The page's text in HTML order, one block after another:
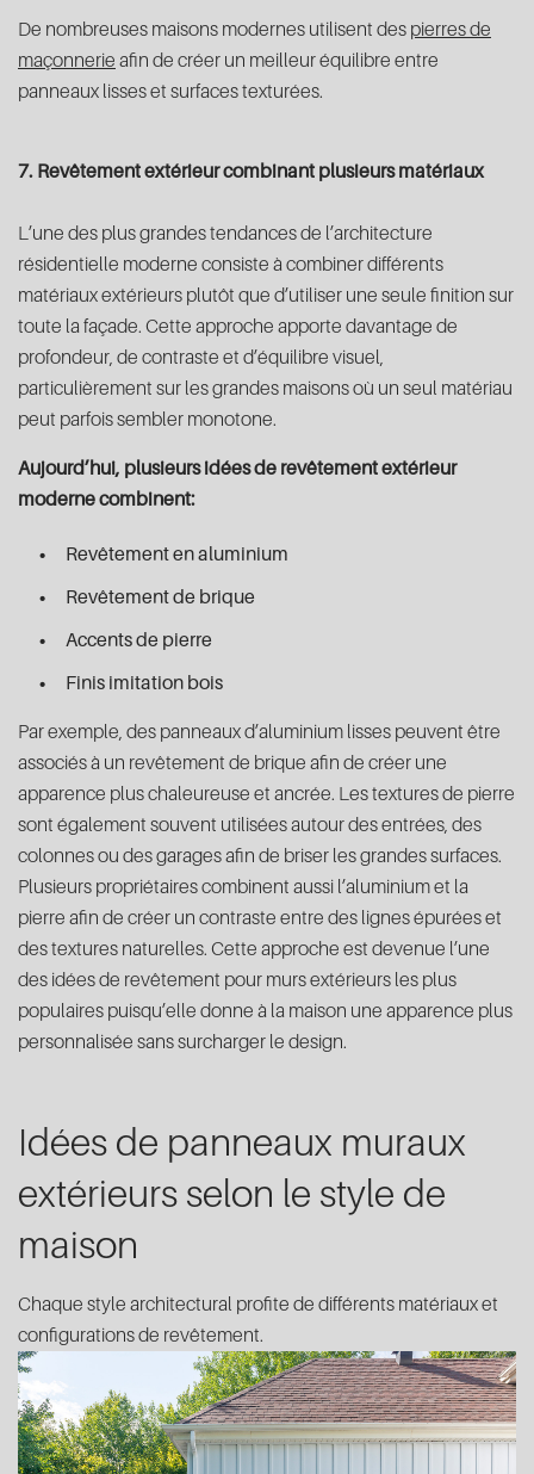
De nombreuses maisons modernes utilisent des pierres de
maçonnerie afin de créer un meilleur équilibre entre
panneaux lisses et surfaces texturées.
7. Revêtement extérieur combinant plusieurs matériaux
L’une des plus grandes tendances de l’architecture
résidentielle moderne consiste à combiner différents
matériaux extérieurs plutôt que d’utiliser une seule finition sur
toute la façade. Cette approche apporte davantage de
profondeur, de contraste et d’équilibre visuel,
particulièrement sur les grandes maisons où un seul matériau
peut parfois sembler monotone.
Aujourd’hui, plusieurs idées de revêtement extérieur
moderne combinent:
Revêtement en aluminium
Revêtement de brique
Accents de pierre
Finis imitation bois
Par exemple, des panneaux d’aluminium lisses peuvent être
associés à un revêtement de brique afin de créer une
apparence plus chaleureuse et ancrée. Les textures de pierre
sont également souvent utilisées autour des entrées, des
colonnes ou des garages afin de briser les grandes surfaces.
Plusieurs propriétaires combinent aussi l’aluminium et la
pierre afin de créer un contraste entre des lignes épurées et
des textures naturelles. Cette approche est devenue l’une
des idées de revêtement pour murs extérieurs les plus
populaires puisqu’elle donne à la maison une apparence plus
personnalisée sans surcharger le design.
Idées de panneaux muraux
extérieurs selon le style de
maison
Chaque style architectural profite de différents matériaux et
configurations de revêtement.